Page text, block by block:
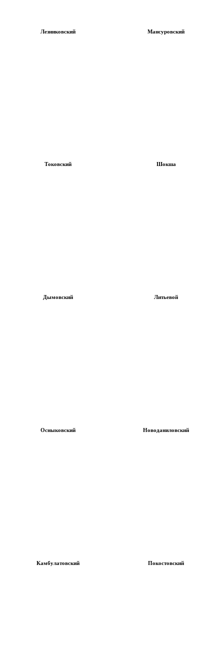
Лезниковский Мансуровский
Токовский Шокша
Дымовский Литьевой
Осныковский Новоданиловский
Камбулатовский Покостовский